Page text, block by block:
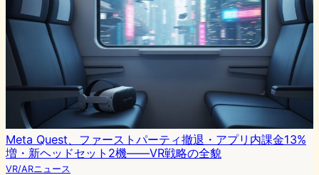
Meta Quest、ファーストパーティ撤退・アプリ内課金13%
増・新ヘッドセット2機——VR戦略の全貌
VR/ARニュース